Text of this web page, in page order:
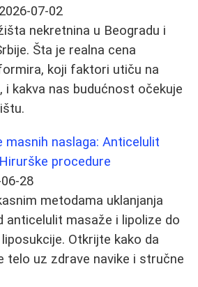
2026-07-02
nekretnina u Beogradu i
Šta je realna cena
koji faktori utiču na
i kakva nas budućnost očekuje
masnih naslaga: Anticelulit
procedure
28
metodama uklanjanja
anticelulit masaže i lipolize do
Otkrijte kako da
telo uz zdrave navike i stručne